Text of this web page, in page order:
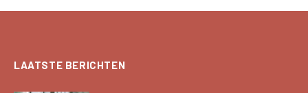
LAATSTE BERICHTEN